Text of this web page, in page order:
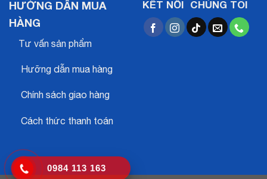
HƯỚNG DẪN MUA
HÀNG
Tư vấn sản phẩm
Hưỡng dẫn mua hàng
Chính sách giao hàng
Cách thức thanh toán
KẾT NỐI CHÚNG TÔI
0984 113 163